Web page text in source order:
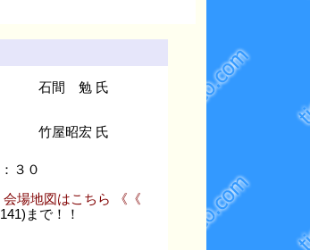
石間 勉 氏
竹屋昭宏 氏
３０
会場地図はこちら 《《
まで！！